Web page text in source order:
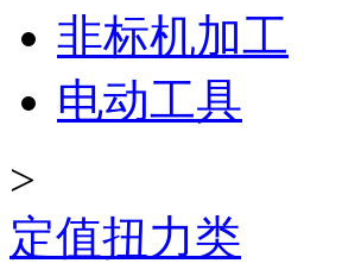
非标机加工
电动工具
>
定值扭力类